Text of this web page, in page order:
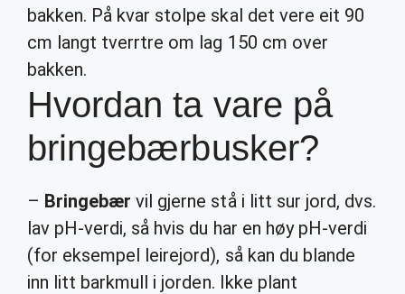
bakken. På kvar stolpe skal det vere eit 90
cm langt tverrtre om lag 150 cm over
bakken.
Hvordan ta vare på
bringebærbusker?
– Bringebær vil gjerne stå i litt sur jord, dvs.
lav pH-verdi, så hvis du har en høy pH-verdi
(for eksempel leirejord), så kan du blande
inn litt barkmull i jorden. Ikke plant